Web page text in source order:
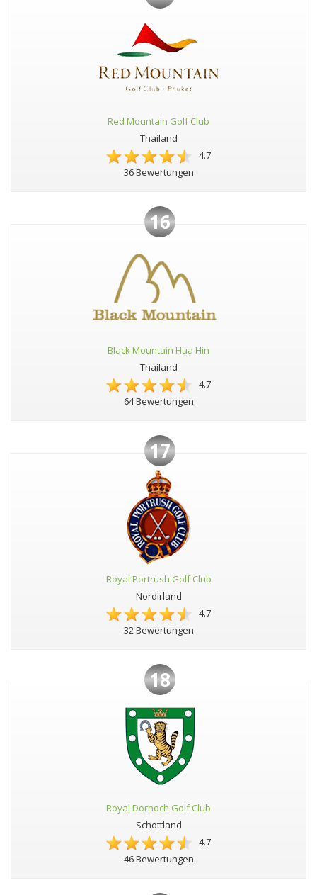
Red Mountain Golf Club
Thailand
4.7
36 Bewertungen
16
Black Mountain Hua Hin
Thailand
4.7
64 Bewertungen
17
Royal Portrush Golf Club
Nordirland
4.7
32 Bewertungen
18
Royal Dornoch Golf Club
Schottland
4.7
46 Bewertungen